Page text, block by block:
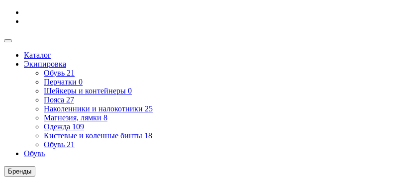
Каталог
Экипировка
Обувь 21
Перчатки 0
Шейкеры и контейнеры 0
Пояса 27
Наколенники и налокотники 25
Магнезия, лямки 8
Одежда 109
Кистевые и коленные бинты 18
Обувь 21
Обувь
Бренды